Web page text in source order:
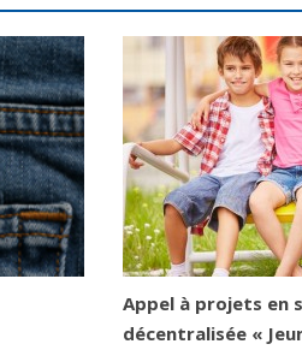
Appel à projets en
décentralisée «